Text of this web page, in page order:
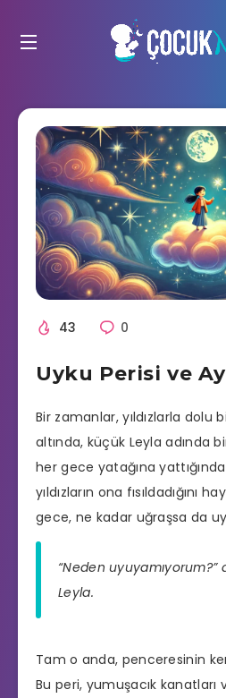
43 0
Uyku Perisi ve
Bir zamanlar, yıldızlarla dolu
altında, küçük Leyla adında
her gece yatağına
yıldızların ona fısıldadığını
gece, ne kadar uğraşsa da
“Neden
Leyla.
Tam o anda, penceresinin
Bu peri, yumuşacık kanatları